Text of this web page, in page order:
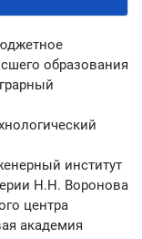
образования
институт
Н.Н. Воронова
центра
академия